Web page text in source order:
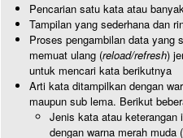
Pencarian satu kata atau
Tampilan yang sederhana dan
Proses pengambilan data yang
memuat ulang (reload/refresh)
untuk mencari kata berikutnya
Arti kata ditampilkan dengan
maupun sub lema. Berikut
Jenis kata atau
dengan warna merah